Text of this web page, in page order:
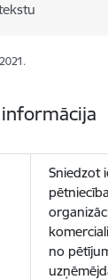
Sniedzot
no